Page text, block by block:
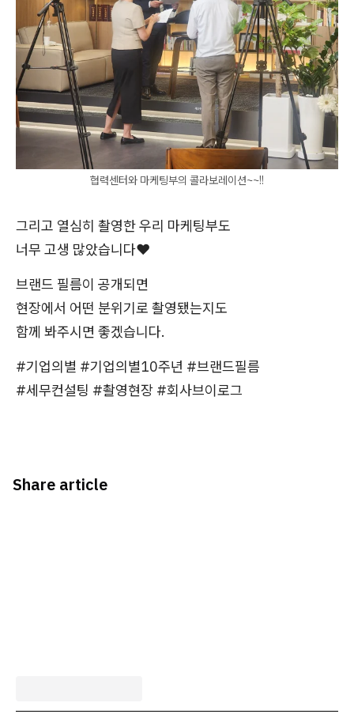
협력센터와 마케팅부의 콜라보레이션~~!!
그리고 열심히 촬영한 우리 마케팅부도
너무 고생 많았습니다❤️
브랜드 필름이 공개되면
현장에서 어떤 분위기로 촬영됐는지도
함께 봐주시면 좋겠습니다.
#기업의별 #기업의별10주년 #브랜드필름
#세무컨설팅 #촬영현장 #회사브이로그
Share article